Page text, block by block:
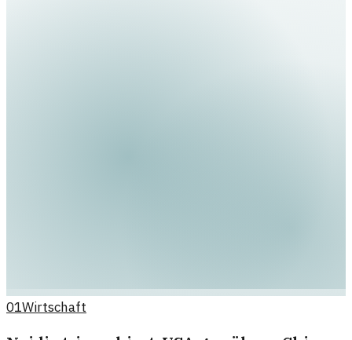
01Wirtschaft